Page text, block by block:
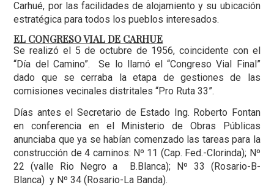
Carhué, por las facilidades de alojamiento y su ubicación
estratégica para todos los pueblos interesados.
EL CONGRESO VIAL DE CARHUE
Se realizó el 5 de octubre de 1956, coincidente con el
“Día del Camino”. Se lo llamó el “Congreso Vial Final”
dado que se cerraba la etapa de gestiones de las
comisiones vecinales distritales “Pro Ruta 33”.
Días antes el Secretario de Estado Ing. Roberto Fontan
en conferencia en el Ministerio de Obras Públicas
anunciaba que ya se habían comenzado las tareas para la
construcción de 4 caminos: Nº 11 (Cap. Fed.-Clorinda); Nº
22 (valle Rio Negro a B.Blanca); Nº 33 (Rosario-B-
Blanca) y Nº 34 (Rosario-La Banda).